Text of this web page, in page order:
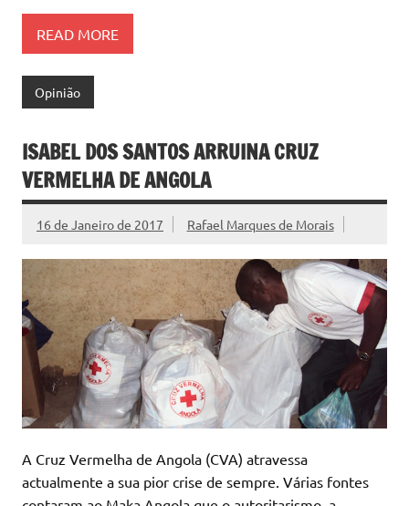
READ MORE
Opinião
ISABEL DOS SANTOS ARRUINA CRUZ
VERMELHA DE ANGOLA
16 de Janeiro de 2017 Rafael Marques de Morais
A Cruz Vermelha de Angola (CVA) atravessa
actualmente a sua pior crise de sempre. Várias fontes